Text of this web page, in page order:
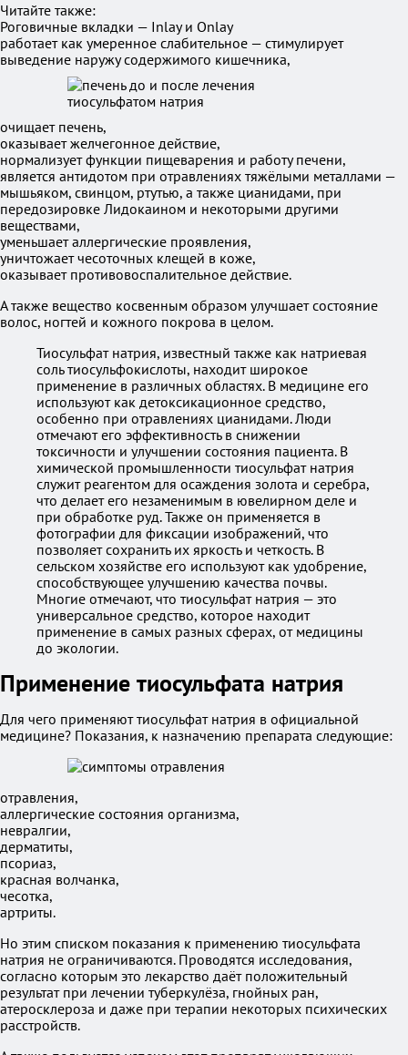
Читайте также:
Роговичные вкладки — Inlay и Onlay
работает как умеренное слабительное — стимулирует
выведение наружу содержимого кишечника,
очищает печень,
оказывает желчегонное действие,
нормализует функции пищеварения и работу печени,
является антидотом при отравлениях тяжёлыми металлами —
мышьяком, свинцом, ртутью, а также цианидами, при
передозировке Лидокаином и некоторыми другими
веществами,
уменьшает аллергические проявления,
уничтожает чесоточных клещей в коже,
оказывает противовоспалительное действие.
А также вещество косвенным образом улучшает состояние
волос, ногтей и кожного покрова в целом.
Тиосульфат натрия, известный также как натриевая
соль тиосульфокислоты, находит широкое
применение в различных областях. В медицине его
используют как детоксикационное средство,
особенно при отравлениях цианидами. Люди
отмечают его эффективность в снижении
токсичности и улучшении состояния пациента. В
химической промышленности тиосульфат натрия
служит реагентом для осаждения золота и серебра,
что делает его незаменимым в ювелирном деле и
при обработке руд. Также он применяется в
фотографии для фиксации изображений, что
позволяет сохранить их яркость и четкость. В
сельском хозяйстве его используют как удобрение,
способствующее улучшению качества почвы.
Многие отмечают, что тиосульфат натрия — это
универсальное средство, которое находит
применение в самых разных сферах, от медицины
до экологии.
Применение тиосульфата натрия
Для чего применяют тиосульфат натрия в официальной
медицине? Показания, к назначению препарата следующие:
отравления,
аллергические состояния организма,
невралгии,
дерматиты,
псориаз,
красная волчанка,
чесотка,
артриты.
Но этим списком показания к применению тиосульфата
натрия не ограничиваются. Проводятся исследования,
согласно которым это лекарство даёт положительный
результат при лечении туберкулёза, гнойных ран,
атеросклероза и даже при терапии некоторых психических
расстройств.